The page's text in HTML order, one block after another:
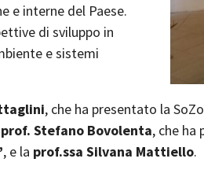
e interne del Paese.
di sviluppo in
e sistemi
, che ha presentato la
prof. Stefano Bovolenta, che ha
, e la prof.ssa Silvana Mattiello.